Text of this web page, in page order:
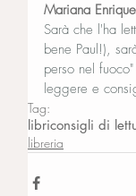
Mariana
Sarà che l'ha
bene Paul!),
perso nel
leggere e
Tag:
libriconsigli di
libreria